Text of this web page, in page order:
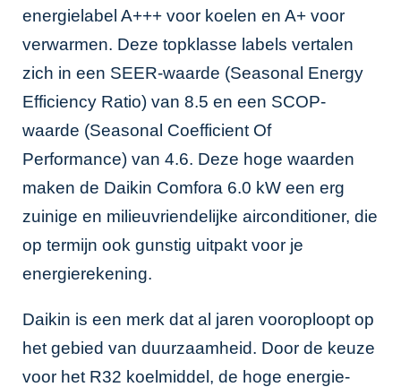
energielabel A+++ voor koelen en A+ voor
verwarmen. Deze topklasse labels vertalen
zich in een SEER-waarde (Seasonal Energy
Efficiency Ratio) van 8.5 en een SCOP-
waarde (Seasonal Coefficient Of
Performance) van 4.6. Deze hoge waarden
maken de Daikin Comfora 6.0 kW een erg
zuinige en milieuvriendelijke airconditioner, die
op termijn ook gunstig uitpakt voor je
energierekening.
Daikin is een merk dat al jaren vooroploopt op
het gebied van duurzaamheid. Door de keuze
voor het R32 koelmiddel, de hoge energie-